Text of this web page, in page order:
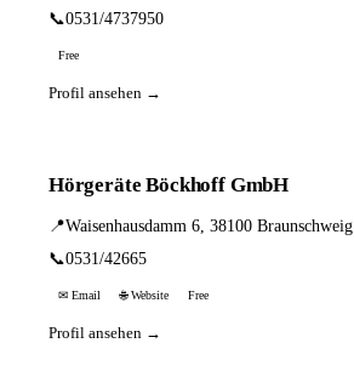
📞0531/4737950
Free
Profil ansehen →
Hörgeräte Böckhoff GmbH
📍Waisenhausdamm 6, 38100 Braunschweig
📞0531/42665
✉ Email 🌐 Website Free
Profil ansehen →